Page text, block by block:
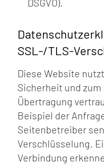
DSGVO).
SSL-/TLS-
Diese Website
Sicherheit und
Übertragung
Beispiel der
Seitenbetreiber
Verschlüsselung.
Verbindung